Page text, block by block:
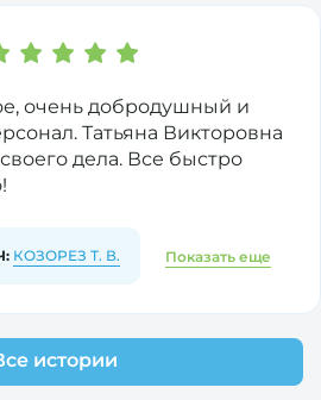
истории
очень добродушный и
Татьяна Викторовна
дела. Все быстро
КОЗОРЕЗ Т. В. Показать еще